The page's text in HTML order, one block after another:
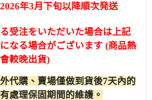
2026年3月 下旬以降順次発送
受注をいただいた場合は上記
なる場合がございます (商品熱
較晚出貨)
代購、賣場僅做到貨後7天內的
處理保固期間的維護。